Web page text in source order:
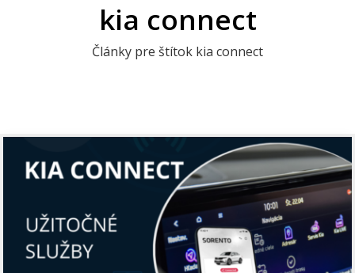
kia connect
Články pre štítok kia connect